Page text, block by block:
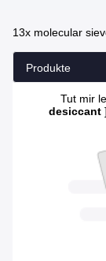
13x molecular
Produkte
Tut mir
desiccant